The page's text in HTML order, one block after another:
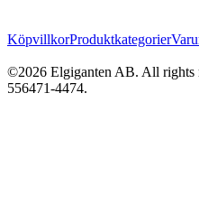
KöpvillkorProduktkategorier
©2026 Elgiganten AB. All rights
556471-4474.